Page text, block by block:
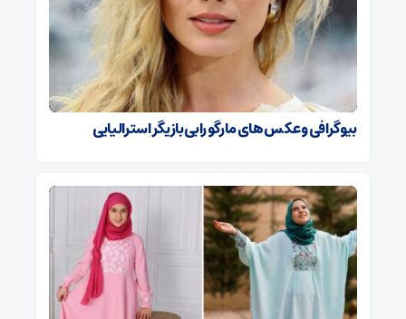
بیوگرافی و عکس های مارگو رابی بازیگر استرالیایی